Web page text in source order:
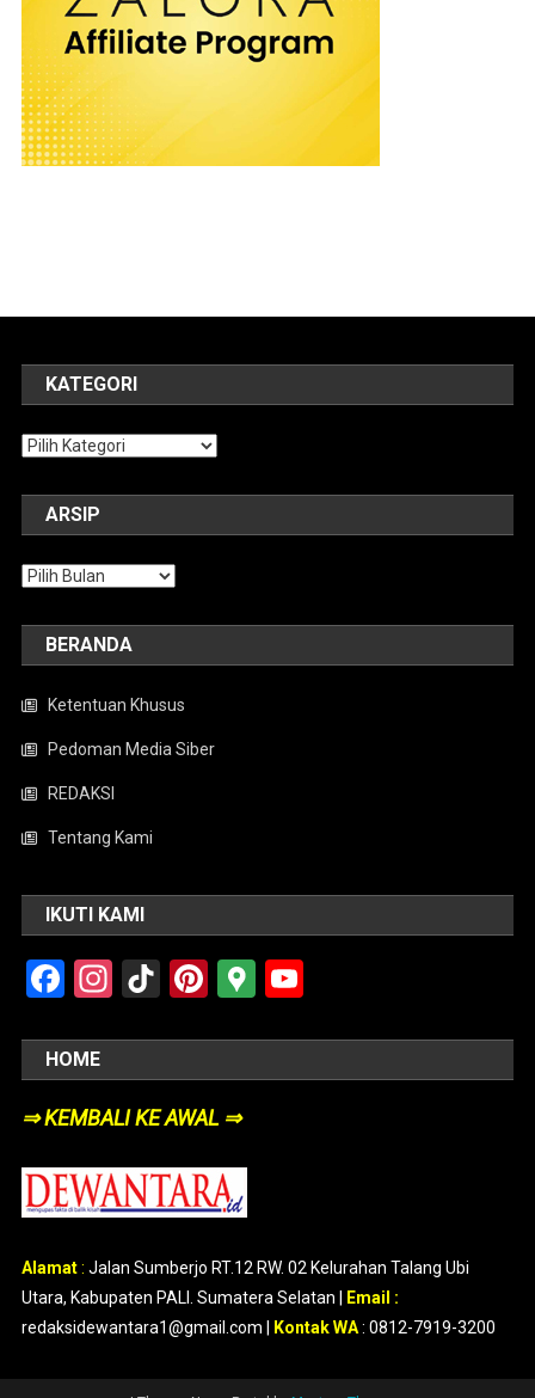
KATEGORI
Kategori
ARSIP
Arsip
BERANDA
Ketentuan Khusus
Pedoman Media Siber
REDAKSI
Tentang Kami
IKUTI KAMI
Facebook
Instagram
TikTokPinterest
Google
HOME
⇒ KEMBALI KE AWAL ⇒
Alamat: Jalan Sumberjo RT.12 RW. 02 Kelurahan Talang Ubi
Utara, Kabupaten PALI. Sumatera Selatan |
Email :
redaksidewantara1@gmail.com |
Kontak WA: 0812-7919-3200